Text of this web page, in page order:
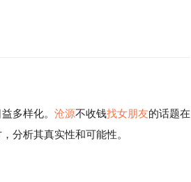
多样化。 沧源不收钱找女朋友的话题在
分析其真实性和可能性。